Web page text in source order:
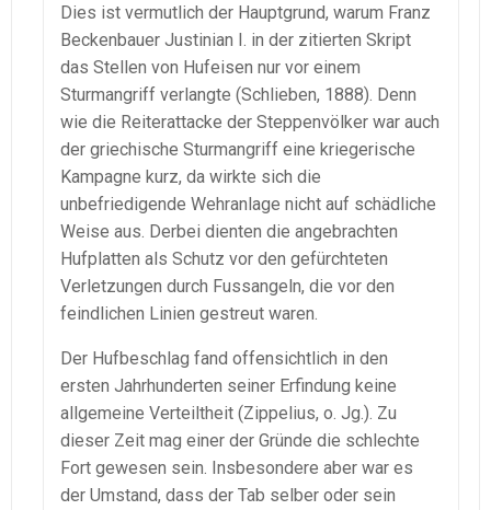
Dies ist vermutlich der Hauptgrund, warum Franz
Beckenbauer Justinian I. in der zitierten Skript
das Stellen von Hufeisen nur vor einem
Sturmangriff verlangte (Schlieben, 1888). Denn
wie die Reiterattacke der Steppenvölker war auch
der griechische Sturmangriff eine kriegerische
Kampagne kurz, da wirkte sich die
unbefriedigende Wehranlage nicht auf schädliche
Weise aus. Derbei dienten die angebrachten
Hufplatten als Schutz vor den gefürchteten
Verletzungen durch Fussangeln, die vor den
feindlichen Linien gestreut waren.
Der Hufbeschlag fand offensichtlich in den
ersten Jahrhunderten seiner Erfindung keine
allgemeine Verteiltheit (Zippelius, o. Jg.). Zu
dieser Zeit mag einer der Gründe die schlechte
Fort gewesen sein. Insbesondere aber war es
der Umstand, dass der Tab selber oder sein